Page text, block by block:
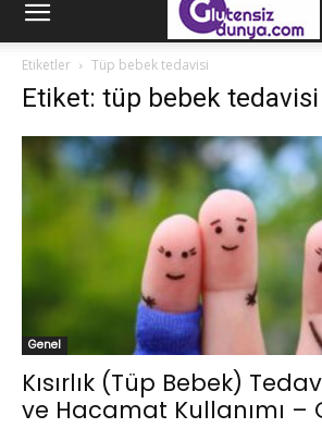
Etiketler Tüp bebek tedavisi
Etiket: tüp bebek tedavisi
Genel
Kısırlık (Tüp Bebek)
ve Hacamat Kullanımı –